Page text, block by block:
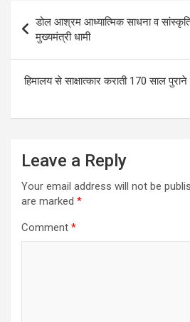
Post
navigation
डोल आश्रम आध्यात्मिक साधना व
मुख्यमंत्री धामी
हिमालय से साक्षात्कार कराती 170 साल
Leave a Reply
Your email address will not be
are marked *
Comment *